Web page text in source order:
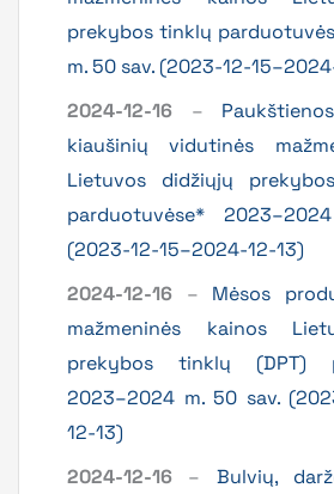
prekybos tinklų
m. 50 sav. (2023-12-
2024-12-16 –
kiaušinių vidutinės
Lietuvos didžiųjų
parduotuvėse*
(2023-12-15–2024-12-13)
2024-12-16 – Mėsos
mažmeninės kainos
prekybos tinklų (DPT)
2023–2024 m. 50 sav.
12-13)
2024-12-16 – Bulvių,